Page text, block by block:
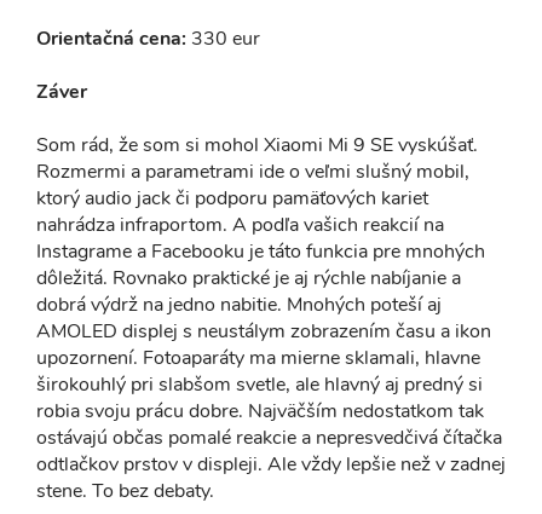
Orientačná cena: 330 eur
Záver
Som rád, že som si mohol Xiaomi Mi 9 SE vyskúšať.
Rozmermi a parametrami ide o veľmi slušný mobil,
ktorý audio jack či podporu pamäťových kariet
nahrádza infraportom. A podľa vašich reakcií na
Instagrame a Facebooku je táto funkcia pre mnohých
dôležitá. Rovnako praktické je aj rýchle nabíjanie a
dobrá výdrž na jedno nabitie. Mnohých poteší aj
AMOLED displej s neustálym zobrazením času a ikon
upozornení. Fotoaparáty ma mierne sklamali, hlavne
širokouhlý pri slabšom svetle, ale hlavný aj predný si
robia svoju prácu dobre. Najväčším nedostatkom tak
ostávajú občas pomalé reakcie a nepresvedčivá čítačka
odtlačkov prstov v displeji. Ale vždy lepšie než v zadnej
stene. To bez debaty.